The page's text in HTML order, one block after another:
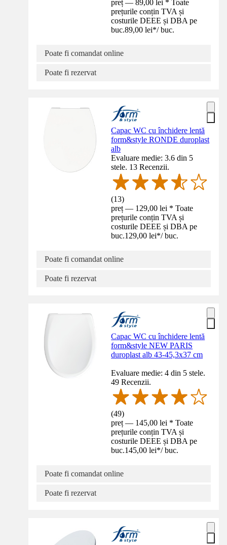
preț — 89,00 lei * Toate
prețurile conțin TVA și
costurile DEEE și DBA pe
buc.89,00 lei*/ buc.
Poate fi comandat online
Poate fi rezervat
Capac WC cu închidere lentă
form&style RONDE duroplast
alb
Evaluare medie: 3.6 din 5
stele. 13 Recenzii.
(13)
preț — 129,00 lei * Toate
prețurile conțin TVA și
costurile DEEE și DBA pe
buc.129,00 lei*/ buc.
Poate fi comandat online
Poate fi rezervat
Capac WC cu închidere lentă
form&style NEW PARIS
duroplast alb 43-45,3x37 cm
Evaluare medie: 4 din 5 stele.
49 Recenzii.
(49)
preț — 145,00 lei * Toate
prețurile conțin TVA și
costurile DEEE și DBA pe
buc.145,00 lei*/ buc.
Poate fi comandat online
Poate fi rezervat